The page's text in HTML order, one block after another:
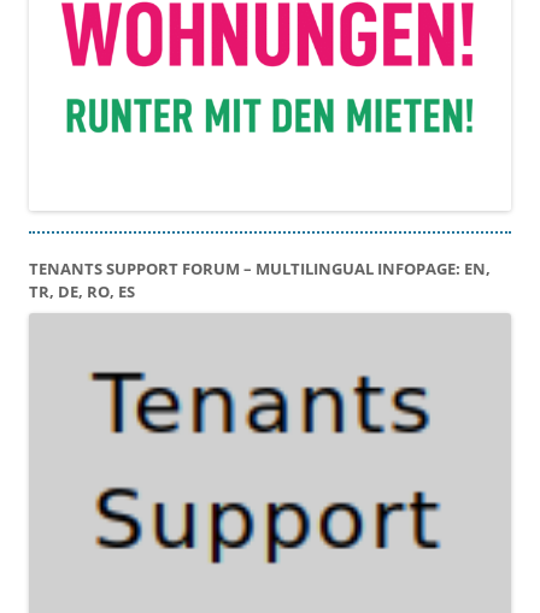
TENANTS SUPPORT FORUM – MULTILINGUAL INFOPAGE: EN,
TR, DE, RO, ES